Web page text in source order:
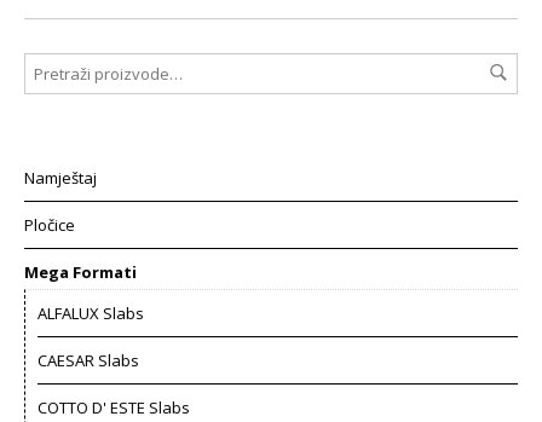
Namještaj
Pločice
Mega Formati
ALFALUX Slabs
CAESAR Slabs
COTTO D' ESTE Slabs